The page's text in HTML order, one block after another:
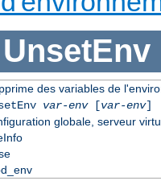
UnsetEnv
des variables de
var-env[var-env]
globale, serveur